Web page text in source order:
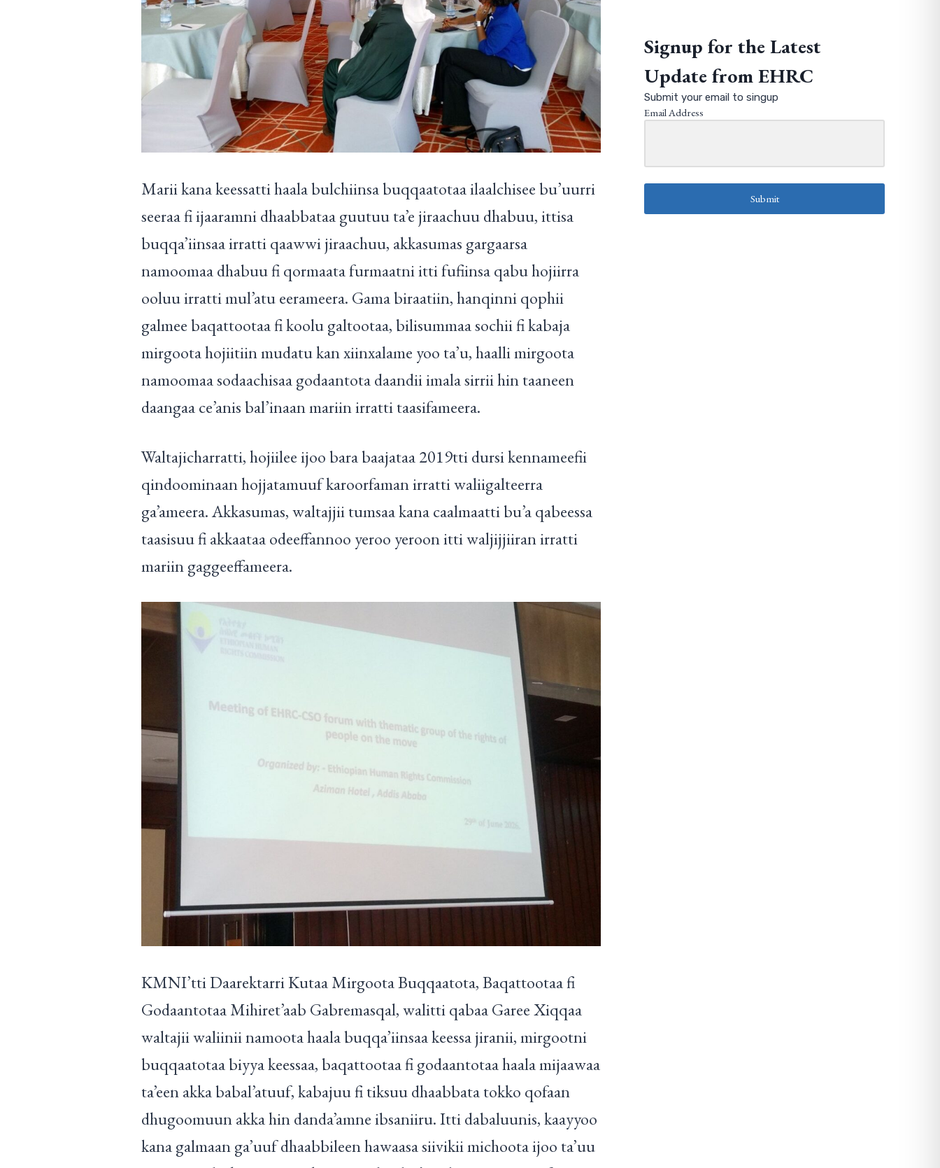
Marii kana keessatti haala bulchiinsa buqqaatotaa ilaalchisee bu’uurri
seeraa fi ijaaramni dhaabbataa guutuu ta’e jiraachuu dhabuu, ittisa
buqqa’iinsaa irratti qaawwi jiraachuu, akkasumas gargaarsa
namoomaa dhabuu fi qormaata furmaatni itti fufiinsa qabu hojiirra
ooluu irratti mul’atu eerameera. Gama biraatiin, hanqinni qophii
galmee baqattootaa fi koolu galtootaa, bilisummaa sochii fi kabaja
mirgoota hojiitiin mudatu kan xiinxalame yoo ta’u, haalli mirgoota
namoomaa sodaachisaa godaantota daandii imala sirrii hin taaneen
daangaa ce’anis bal’inaan mariin irratti taasifameera.
Waltajicharratti, hojiilee ijoo bara baajataa 2019tti dursi kennameefii
qindoominaan hojjatamuuf karoorfaman irratti waliigalteerra
ga’ameera. Akkasumas, waltajjii tumsaa kana caalmaatti bu’a qabeessa
taasisuu fi akkaataa odeeffannoo yeroo yeroon itti waljijjiiran irratti
mariin gaggeeffameera.
KMNI’tti Daarektarri Kutaa Mirgoota Buqqaatota, Baqattootaa fi
Godaantotaa Mihiret’aab Gabremasqal, walitti qabaa Garee Xiqqaa
waltajii waliinii namoota haala buqqa’iinsaa keessa jiranii, mirgootni
buqqaatotaa biyya keessaa, baqattootaa fi godaantotaa haala mijaawaa
ta’een akka babal’atuuf, kabajuu fi tiksuu dhaabbata tokko qofaan
dhugoomuun akka hin danda’amne ibsaniiru. Itti dabaluunis, kaayyoo
kana galmaan ga’uuf dhaabbileen hawaasa siivikii michoota ijoo ta’uu
Signup for the Latest
Update from EHRC
Submit your email to singup
Email Address
Submit